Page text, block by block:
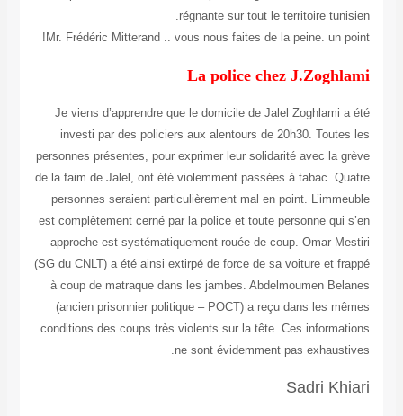
régnante sur tout le territoire tunisien.
Mr. Frédéric Mitterand .. vous nous faites de la peine. un point!
La police chez J.Zoghlami
Je viens d’apprendre que le domicile de Jalel Zoghlami a été
investi par des policiers aux alentours de 20h30. Toutes les
personnes présentes, pour exprimer leur solidarité avec la grève
de la faim de Jalel, ont été violemment passées à tabac. Quatre
personnes seraient particulièrement mal en point. L’immeuble
est complètement cerné par la police et toute personne qui s’en
approche est systématiquement rouée de coup. Omar Mestiri
(SG du CNLT) a été ainsi extirpé de force de sa voiture et frappé
à coup de matraque dans les jambes. Abdelmoumen Belanes
(ancien prisonnier politique – POCT) a reçu dans les mêmes
conditions des coups très violents sur la tête. Ces informations
ne sont évidemment pas exhaustives.
Sadri Khiari